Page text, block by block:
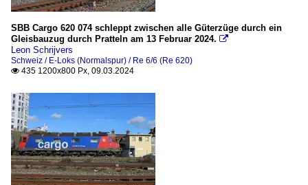
SBB Cargo 620 074 schleppt zwischen alle Güterzüge durch ein
Gleisbauzug durch Pratteln am 13 Februar 2024. 
Leon Schrijvers
Schweiz / E-Loks (Normalspur) / Re 6/6 (Re 620)
 435 1200x800 Px, 09.03.2024